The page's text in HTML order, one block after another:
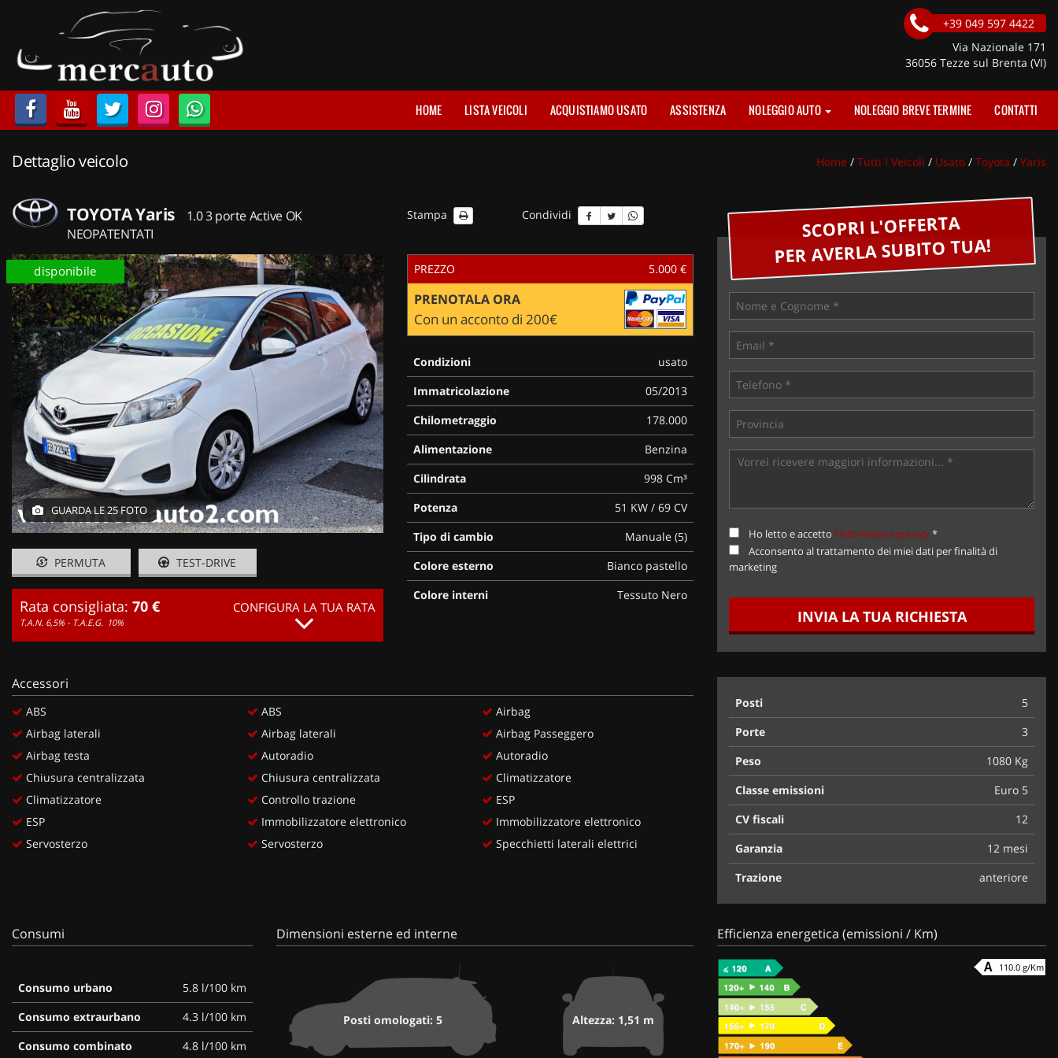
LISTA VEICOLI
ACQUISTIAMO USATO
ASSISTENZA
NOLEGGIO AUTO
NOLEGGIO LUNGO TERMINE
NOLEGGIO BREVE TERMINE
CONTATTI
+39 049 597 4422
Via Nazionale 171
36056 Tezze sul Brenta (VI)
HOME LISTA VEICOLI ACQUISTIAMO USATO ASSISTENZA NOLEGGIO AUTO NOLEGGIO BREVE TERMINE CONTATTI
Dettaglio veicolo Home / Tutti I Veicoli / Usato / Toyota / Yaris
TOYOTA Yaris
1.0 3 porte Active OK
NEOPATENTATI
Stampa Condividi
disponibile
GUARDA LE 25 FOTO
PERMUTA TEST-DRIVE
Rata consigliata: 70 €
T.A.N. 6,5% - T.A.E.G. 10%
CONFIGURA LA TUA RATA
PREZZO 5.000 €
PRENOTALA ORA
Con un acconto di 200€
Condizioni
usato
Immatricolazione
05/2013
Chilometraggio
178.000
Alimentazione
Benzina
Cilindrata
998 Cm³
Potenza
51 KW / 69 CV
Tipo di cambio
Manuale (5)
Colore esterno
Bianco pastello
Colore interni
Tessuto Nero
SCOPRI L'OFFERTA
PER AVERLA SUBITO TUA!
Ho letto e accetto l'informativa privacy*
Acconsento al trattamento dei miei dati per finalità di
marketing
INVIA LA TUA RICHIESTA
Accessori
ABS
Airbag laterali
Airbag testa
Chiusura centralizzata
Climatizzatore
ESP
Servosterzo
ABS
Airbag laterali
Autoradio
Chiusura centralizzata
Controllo trazione
Immobilizzatore elettronico
Servosterzo
Airbag
Airbag Passeggero
Autoradio
Climatizzatore
ESP
Immobilizzatore elettronico
Specchietti laterali elettrici
Posti
5
Porte
3
Peso
1080 Kg
Classe emissioni
Euro 5
CV fiscali
12
Garanzia
12 mesi
Trazione
anteriore
Consumi
Consumo urbano
5.8 l/100 km
Consumo extraurbano
4.3 l/100 km
Consumo combinato
4.8 l/100 km
Dimensioni esterne ed interne
Posti omologati: 5 Altezza: 1,51 m
Efficienza energetica (emissioni / Km)
110.0 g/Km